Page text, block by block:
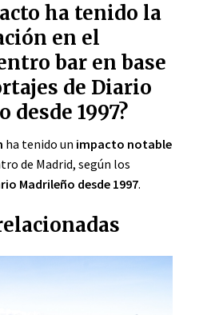
ha tenido la
en el
bar en base
de Diario
1997?
ha tenido un impacto notable
de Madrid, según los
Madrileño desde 1997.